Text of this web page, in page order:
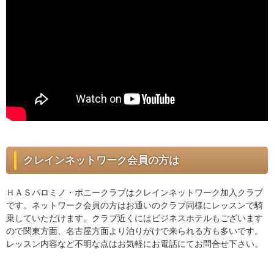
クレインネットワーク会員の方は
ＨＡＳパロミノ・ポニークラブはクレインネットワーク加入クラブ
です。ネットワーク会員の方はお通いのクラブ同様にレッスンで騎
乗していただけます。クラブ近くにはビジネスホテルもございます
ので関東方面、名古屋方面より泊りがけで来られる方も多いです。
レッスン内容など不明な点はお気軽にお電話にてお問合せ下さい。